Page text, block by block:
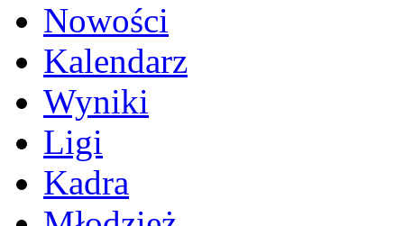
Nowości
Kalendarz
Wyniki
Ligi
Kadra